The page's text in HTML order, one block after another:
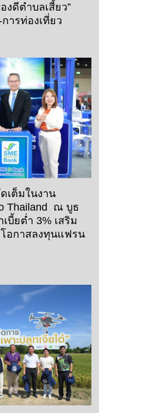
องดีตำบลเสี้ยว”
ารท่องเที่ยว
เต็มในงาน
Thailand ณ บูธ
บี้ยต่ำ 3% เสริม
อกาสลงทุนแฟรน